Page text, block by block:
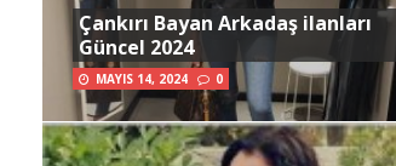
Çankırı Bayan Arkadaş ilanları
Güncel 2024
MAYIS 14, 2024 0